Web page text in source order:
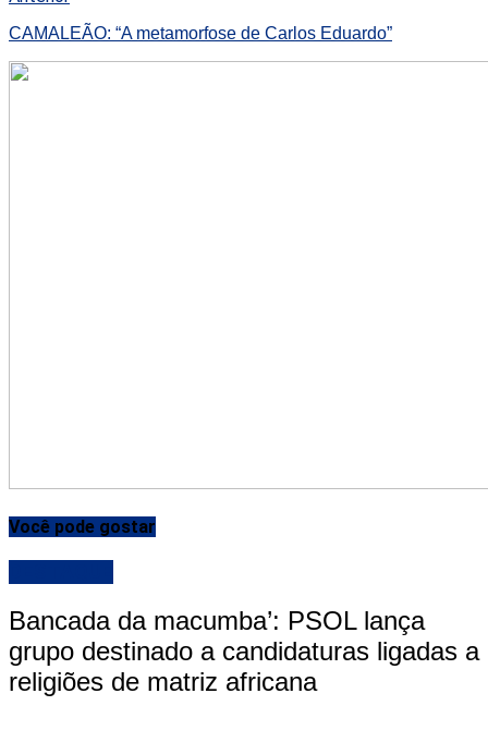
CAMALEÃO: “A metamorfose de Carlos Eduardo”
Você pode gostar
Bancada da macumba’: PSOL lança
grupo destinado a candidaturas ligadas a
religiões de matriz africana